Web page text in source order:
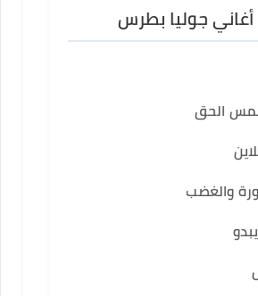
جوليا بطرس
الحق
والغضب